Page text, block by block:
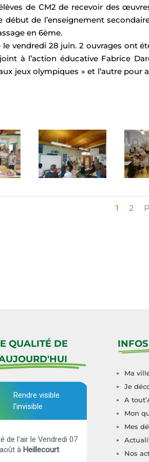
de CM2 de recevoir des
de l’enseignement
en 6ème.
le vendredi 28 juin. 2 ouvrages ont
à l’action éducative Fabrice
jeux olympiques » et l’autre pour
1 2
QUALITÉ DE
Ma
Je
A
Mon
Mes
Nos